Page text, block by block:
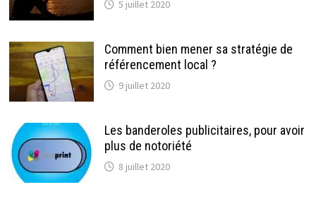
5 juillet 2020
Comment bien mener sa stratégie de
référencement local ?
9 juillet 2020
Les banderoles publicitaires, pour avoir
plus de notoriété
8 juillet 2020